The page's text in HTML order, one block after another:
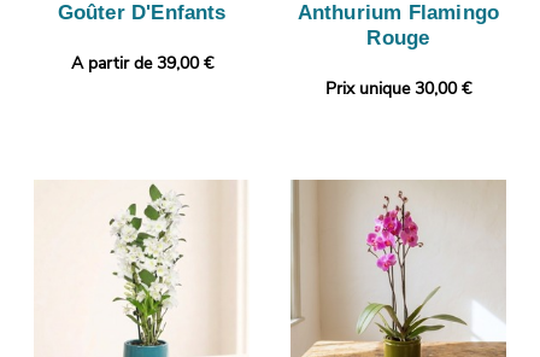
Goûter D'Enfants
A partir de 39,00 €
Anthurium Flamingo
Rouge
Prix unique 30,00 €